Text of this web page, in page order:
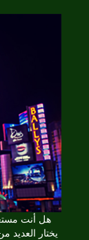
هل أنت
يختار العديد